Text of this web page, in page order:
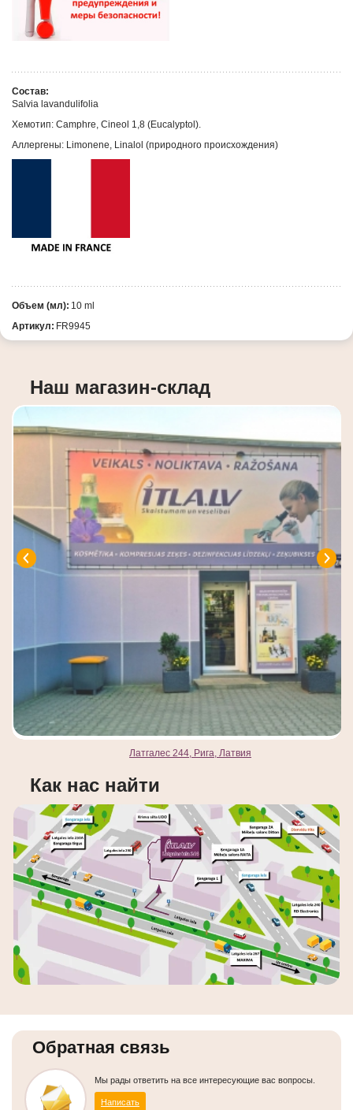
Состав:
Salvia lavandulifolia
Хемотип: Camphre, Cineol 1,8 (Eucalyptol).
Аллергены: Limonene, Linalol (природного происхождения)
Объем (мл): 10 ml
Артикул: FR9945
Наш магазин-склад
Латгалес 244, Рига, Латвия
Как нас найти
Обратная связь
Мы рады ответить на все интересующие вас вопросы.
Написать